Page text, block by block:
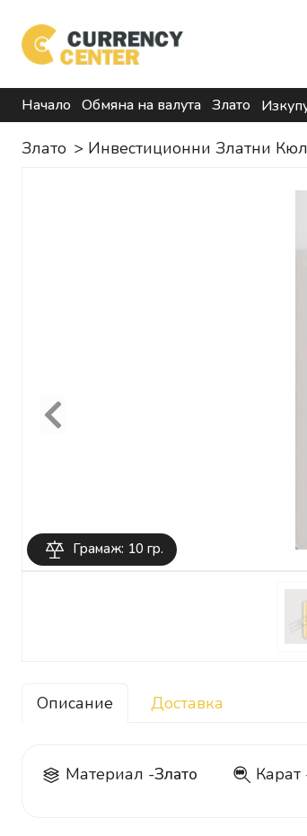
Начало Обмяна на валута Злато
Злато > Инвестиционни Златни
Грамаж: 10 гр.
Previous
Описание Доставка
Материал -Злато 999 Карат